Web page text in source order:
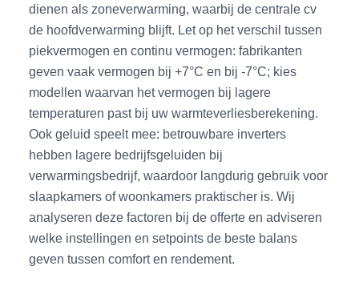
dienen als zoneverwarming, waarbij de centrale cv
de hoofdverwarming blijft. Let op het verschil tussen
piekvermogen en continu vermogen: fabrikanten
geven vaak vermogen bij +7°C en bij -7°C; kies
modellen waarvan het vermogen bij lagere
temperaturen past bij uw warmteverliesberekening.
Ook geluid speelt mee: betrouwbare inverters
hebben lagere bedrijfsgeluiden bij
verwarmingsbedrijf, waardoor langdurig gebruik voor
slaapkamers of woonkamers praktischer is. Wij
analyseren deze factoren bij de offerte en adviseren
welke instellingen en setpoints de beste balans
geven tussen comfort en rendement.